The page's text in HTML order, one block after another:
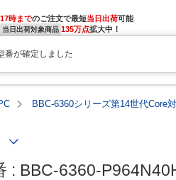
17時までのご注文で最短当日出荷
当日出荷対象商品 135万点拡大中！
BBC-6360シリーズ第14世代Core
: BBC-6360-